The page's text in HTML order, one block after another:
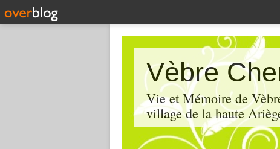
Vèbre
Vie et Mémoire de
village de la haute